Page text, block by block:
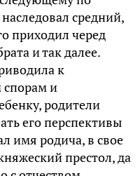
средний,
приходил черед
и так далее.
к
спорам и
родители
его перспективы
имя родича, в свое
престол, да